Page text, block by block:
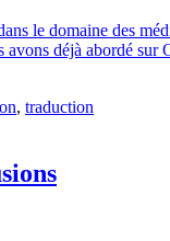
le domaine des
avons déjà abordé sur
, traduction